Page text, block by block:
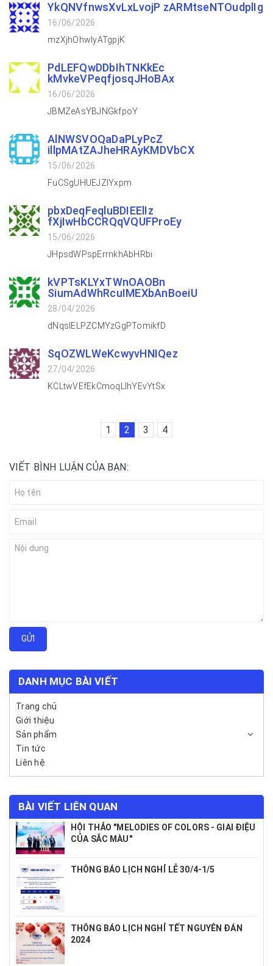
YkQNVfnwsXvLxLvojP zARMtseNTOudplIg
16/06/2026
mzXjhOhwlyATgpjK
PdLEFQwDDbIhTNKkEc
kMvkeVPeqfjosqJHoBAx
16/06/2026
JBMZeAsYBJNGkfpoY
AlNWSVOQaDaPLyPcZ
illpMAtZAJheHRAyKMDVbCX
15/06/2026
FuCSgUHUEJZlYxpm
pbxDeqFeqluBDIEElIz
fXjIwHbCCRQqVQUFProEy
15/06/2026
JHpsdWPspErrnkhAbHRbi
kVPTsKLYxTWnOAOBn
SiumAdWhRcuIMEXbAnBoeiU
28/04/2026
dNqsIELPZCMYzGgPTomikfD
SqOZWLWeKcwyvHNIQez
27/04/2026
KCLtwVEfEkCmoqLlhYEvYtSx
1 2 3 4
VIẾT BÌNH LUẬN CỦA BẠN:
GỬI
DANH MỤC BÀI VIẾT
Trang chủ
Giới thiệu
Sản phẩm
Tin tức
Liên hệ
BÀI VIẾT LIÊN QUAN
HỘI THẢO "MELODIES OF COLORS - GIAI ĐIỆU
CỦA SẮC MÀU"
THÔNG BÁO LỊCH NGHỈ LỄ 30/4-1/5
THÔNG BÁO LỊCH NGHỈ TẾT NGUYÊN ĐÁN
2024